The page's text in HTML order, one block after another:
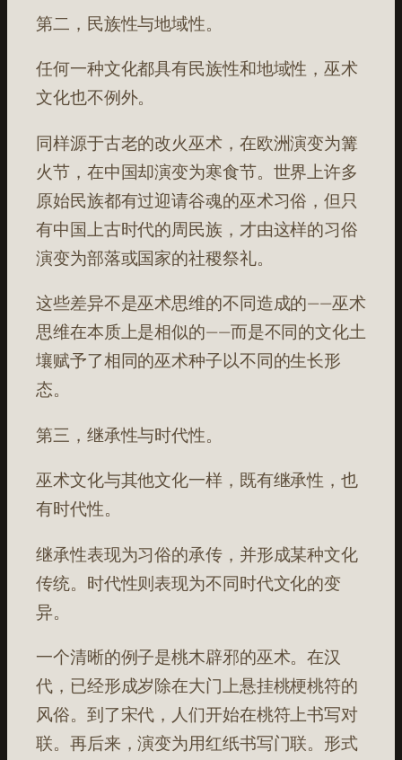
第二，民族性与地域性。
任何一种文化都具有民族性和地域性，巫术
文化也不例外。
同样源于古老的改火巫术，在欧洲演变为篝
火节，在中国却演变为寒食节。世界上许多
原始民族都有过迎请谷魂的巫术习俗，但只
有中国上古时代的周民族，才由这样的习俗
演变为部落或国家的社稷祭礼。
这些差异不是巫术思维的不同造成的——巫术
思维在本质上是相似的——而是不同的文化土
壤赋予了相同的巫术种子以不同的生长形
态。
第三，继承性与时代性。
巫术文化与其他文化一样，既有继承性，也
有时代性。
继承性表现为习俗的承传，并形成某种文化
传统。时代性则表现为不同时代文化的变
异。
一个清晰的例子是桃木辟邪的巫术。在汉
代，已经形成岁除在大门上悬挂桃梗桃符的
风俗。到了宋代，人们开始在桃符上书写对
联。再后来，演变为用红纸书写门联。形式